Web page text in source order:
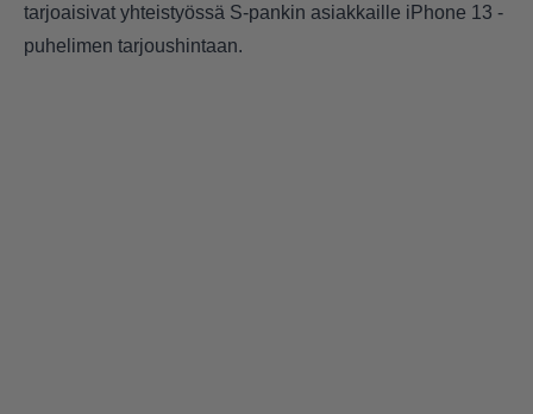
tarjoaisivat yhteistyössä S-pankin asiakkaille iPhone 13 -
puhelimen tarjoushintaan.